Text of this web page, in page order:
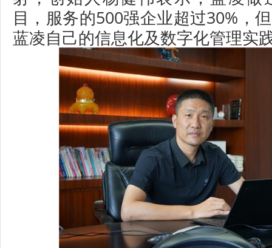
目，服务的500强企业超过30%，
蓝凌自己的信息化及数字化管理实